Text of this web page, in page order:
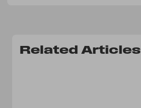
Related Articles